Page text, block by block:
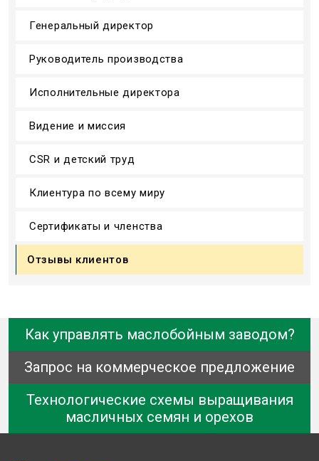
Генеральный директор
Руководитель производства
Исполнительные директора
Видение и миссия
CSR и детский труд
Клиентура по всему миру
Сертификаты и членства
Отзывы клиентов
Как управлять маслобойным заводом?
Запрос на коммерческое предложение
Технологические схемы выращивания
масличных семян и орехов